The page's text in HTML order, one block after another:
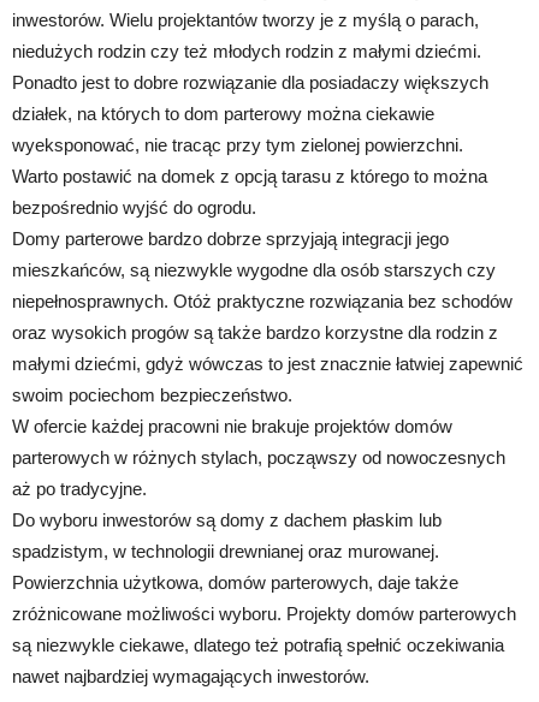
inwestorów. Wielu projektantów tworzy je z myślą o parach,
niedużych rodzin czy też młodych rodzin z małymi dziećmi.
Ponadto jest to dobre rozwiązanie dla posiadaczy większych
działek, na których to dom parterowy można ciekawie
wyeksponować, nie tracąc przy tym zielonej powierzchni.
Warto postawić na domek z opcją tarasu z którego to można
bezpośrednio wyjść do ogrodu.
Domy parterowe bardzo dobrze sprzyjają integracji jego
mieszkańców, są niezwykle wygodne dla osób starszych czy
niepełnosprawnych. Otóż praktyczne rozwiązania bez schodów
oraz wysokich progów są także bardzo korzystne dla rodzin z
małymi dziećmi, gdyż wówczas to jest znacznie łatwiej zapewnić
swoim pociechom bezpieczeństwo.
W ofercie każdej pracowni nie brakuje projektów domów
parterowych w różnych stylach, począwszy od nowoczesnych
aż po tradycyjne.
Do wyboru inwestorów są domy z dachem płaskim lub
spadzistym, w technologii drewnianej oraz murowanej.
Powierzchnia użytkowa, domów parterowych, daje także
zróżnicowane możliwości wyboru. Projekty domów parterowych
są niezwykle ciekawe, dlatego też potrafią spełnić oczekiwania
nawet najbardziej wymagających inwestorów.